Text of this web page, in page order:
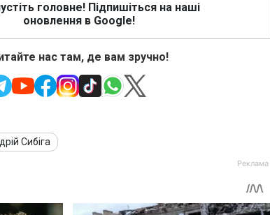
головне! Підпишіться на наші
оновлення в Google!
нас там, де вам зручно!
Сибіга